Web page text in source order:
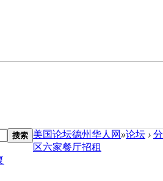
搜索 美国论坛德州华人网 »论坛 ›
区六家餐厅招租